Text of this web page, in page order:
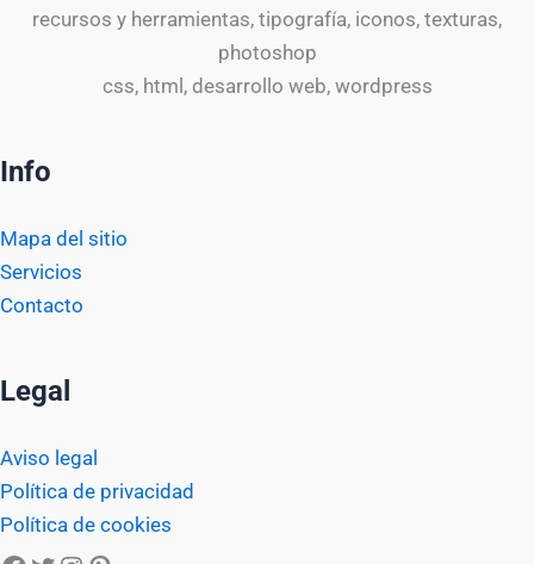
recursos y herramientas, tipografía, iconos, texturas,
photoshop
css, html, desarrollo web, wordpress
Info
Mapa del sitio
Servicios
Contacto
Legal
Aviso legal
Política de privacidad
Política de cookies